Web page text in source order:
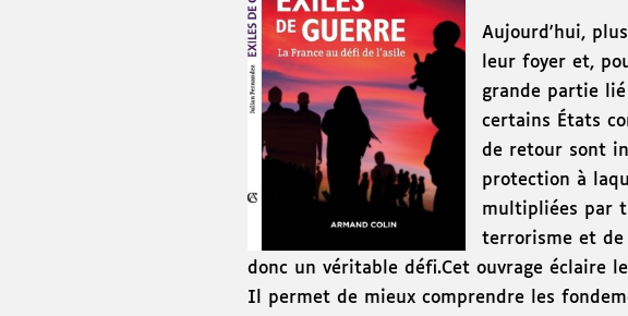
Aujourd'hui,
leur foyer et,
grande partie
certains États
de retour sont
protection à
multipliées par
terrorisme et
donc un véritable défi.Cet ouvrage éclaire
Il permet de mieux comprendre les